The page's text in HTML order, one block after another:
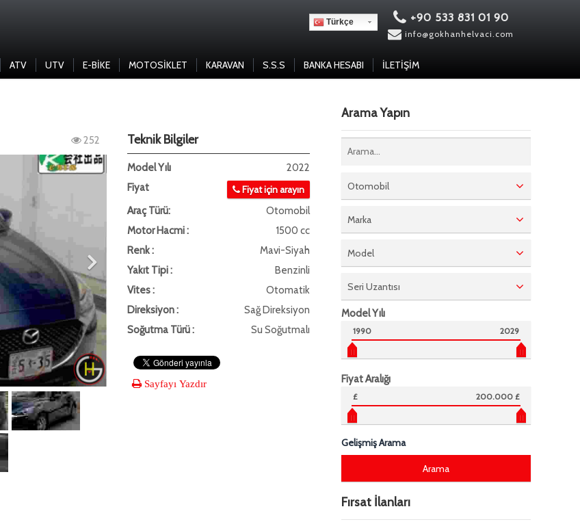
+90 533 831 01 90
info@gokhanhelvaci.com
Türkçe
ATV UTV E-BIKE MOTOSIKLET KARAVAN S.S.S BANKA HESABI İLETIŞIM
252 Teknik Bilgiler
Model Yılı
2022
Fiyat
Fiyat için arayın
Araç Türü:
Otomobil
Motor Hacmi :
1500 cc
Renk :
Mavi-Siyah
Yakıt Tipi :
Benzinli
Vites :
Otomatik
Direksiyon :
Sağ Direksiyon
Soğutma Türü :
Su Soğutmalı
Sayfayı Yazdır
Arama Yapın
Otomobil
Marka
Model
Seri Uzantısı
Model Yılı
1990 2029
Fiyat Aralığı
£ 200.000 £
Gelişmiş Arama
Fırsat İlanları